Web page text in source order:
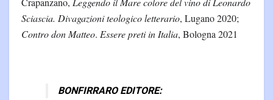
Sciascia. Divagazioni teologico letterario, Lugano 2020;
Contro don Matteo. Essere preti in Italia, Bologna 2021
BONFIRRARO EDITORE: